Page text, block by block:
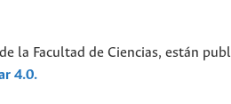
la Facultad de Ciencias, están
4.0.